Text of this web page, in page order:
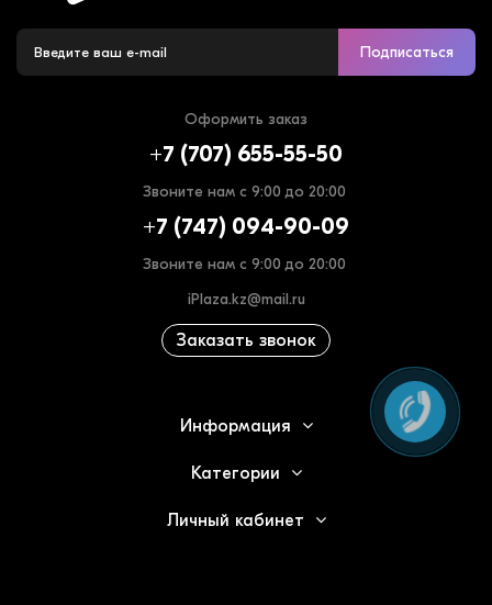
Подписаться
Оформить заказ
+7 (707) 655-55-50
Звоните нам с 9:00 до 20:00
+7 (747) 094-90-09
Звоните нам с 9:00 до 20:00
iPlaza.kz@mail.ru
Заказать звонок
Информация
Категории
Личный кабинет